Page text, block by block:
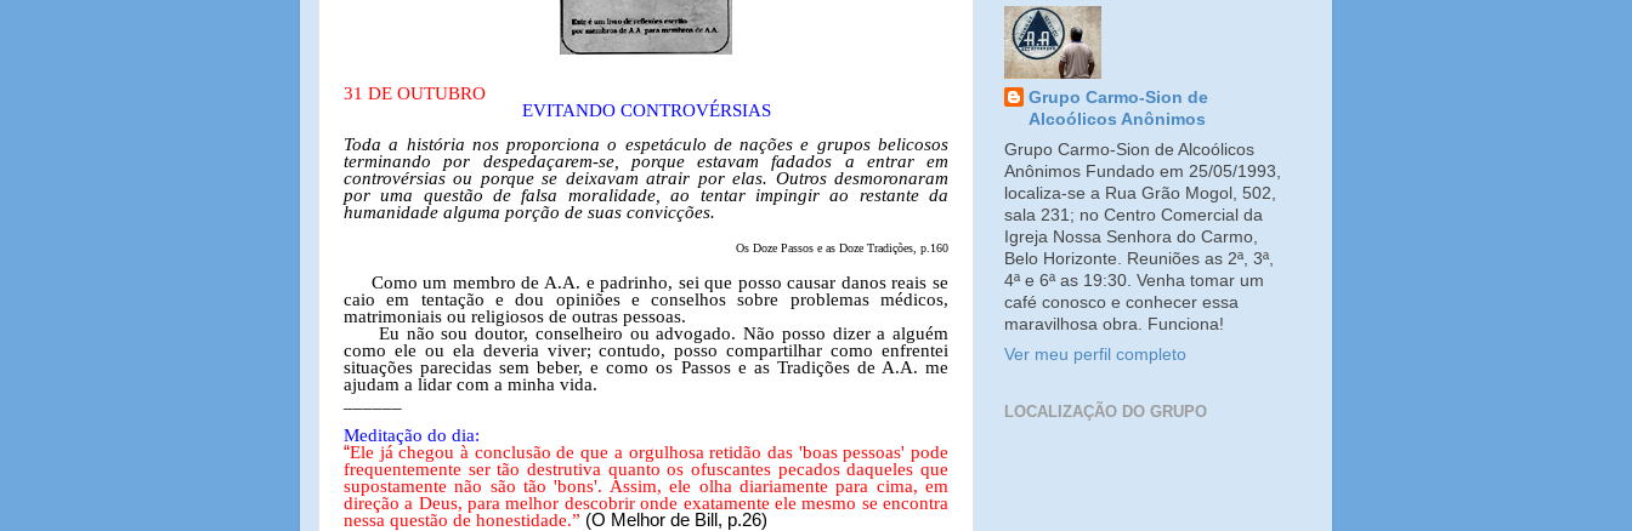
31 DE OUTUBRO
EVITANDO CONTROVÉRSIAS
Toda a história nos proporciona o espetáculo de nações e grupos belicosos
terminando por despedaçarem-se, porque estavam fadados a entrar em
controvérsias ou porque se deixavam atrair por elas. Outros desmoronaram
por uma questão de falsa moralidade, ao tentar impingir ao restante da
humanidade alguma porção de suas convicções.
Os Doze Passos e as Doze Tradições, p.160
Como um membro de A.A. e padrinho, sei que posso causar danos reais se
caio em tentação e dou opiniões e conselhos sobre problemas médicos,
matrimoniais ou religiosos de outras pessoas.
Eu não sou doutor, conselheiro ou advogado. Não posso dizer a alguém
como ele ou ela deveria viver; contudo, posso compartilhar como enfrentei
situações parecidas sem beber, e como os Passos e as Tradições de A.A. me
ajudam a lidar com a minha vida.
Meditação do dia:
“Ele já chegou à conclusão de que a orgulhosa retidão das 'boas pessoas' pode
frequentemente ser tão destrutiva quanto os ofuscantes pecados daqueles que
supostamente não são tão 'bons'. Assim, ele olha diariamente para cima, em
direção a Deus, para melhor descobrir onde exatamente ele mesmo se encontra
nessa questão de honestidade.” (O Melhor de Bill, p.26)
Grupo Carmo-Sion de
Alcoólicos Anônimos
Grupo Carmo-Sion de Alcoólicos
Anônimos Fundado em 25/05/1993,
localiza-se a Rua Grão Mogol, 502,
sala 231; no Centro Comercial da
Igreja Nossa Senhora do Carmo,
Belo Horizonte. Reuniões as 2ª, 3ª,
4ª e 6ª as 19:30. Venha tomar um
café conosco e conhecer essa
maravilhosa obra. Funciona!
Ver meu perfil completo
LOCALIZAÇÃO DO GRUPO